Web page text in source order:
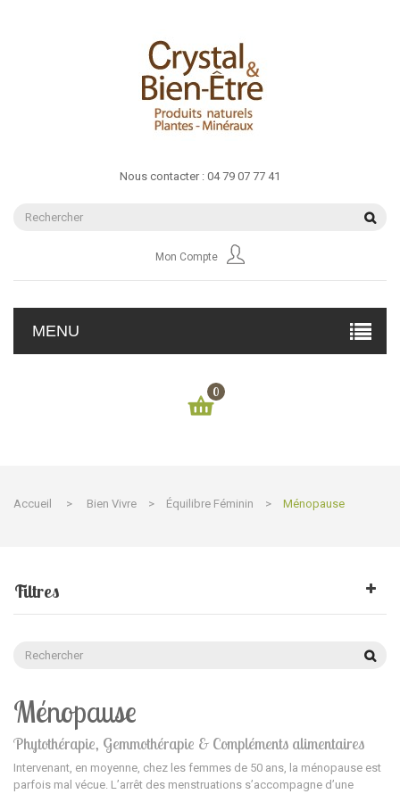
Nous contacter : 04 79 07 77 41
Mon Compte
MENU
0
Accueil > Bien Vivre > Équilibre Féminin > Ménopause
Filtres
Ménopause
Phytothérapie, Gemmothérapie & Compléments alimentaires
Intervenant, en moyenne, chez les femmes de 50 ans, la ménopause est
parfois mal vécue. L’arrêt des menstruations s’accompagne d’une